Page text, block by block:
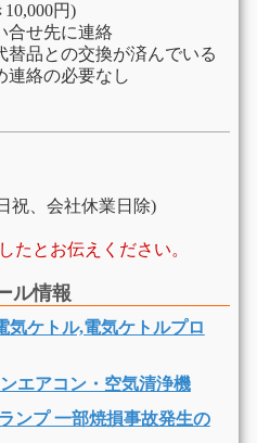
円)
合せ先に連絡
品との交換が済んでいる
連絡の必要なし
祝、会社休業日除)
たとお伝えください。
ル情報
ケトル,電気ケトルプロ
エアコン・空気清浄機
ンプ 一部焼損事故発生の